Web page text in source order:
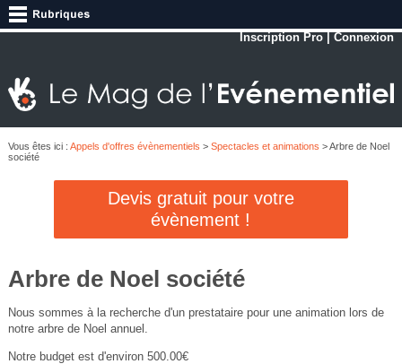
Inscription Pro |Connexion
Vous êtes ici : Appels d'offres évènementiels > Spectacles et animations > Arbre de Noel
société
Devis gratuit pour votre
évènement !
Arbre de Noel société
Nous sommes à la recherche d'un prestataire pour une animation lors de
notre arbre de Noel annuel.
Notre budget est d'environ 500.00€